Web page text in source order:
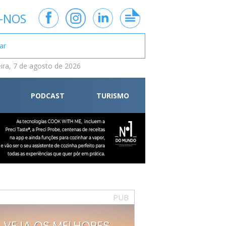
7 de agosto de 2026
PODCAST TURISMO
PUB